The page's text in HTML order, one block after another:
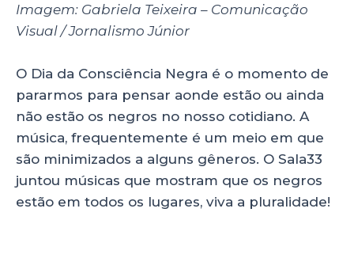
a
ts
A
p
p
c
e
b
o
o
k
k
e
dI
n
a
re
Imagem: Gabriela Teixeira – Comunicação
Visual / Jornalismo Júnior
O Dia da Consciência Negra é o momento de
pararmos para pensar aonde estão ou ainda
não estão os negros no nosso cotidiano. A
música, frequentemente é um meio em que
são minimizados a alguns gêneros. O Sala33
juntou músicas que mostram que os negros
estão em todos os lugares, viva a pluralidade!